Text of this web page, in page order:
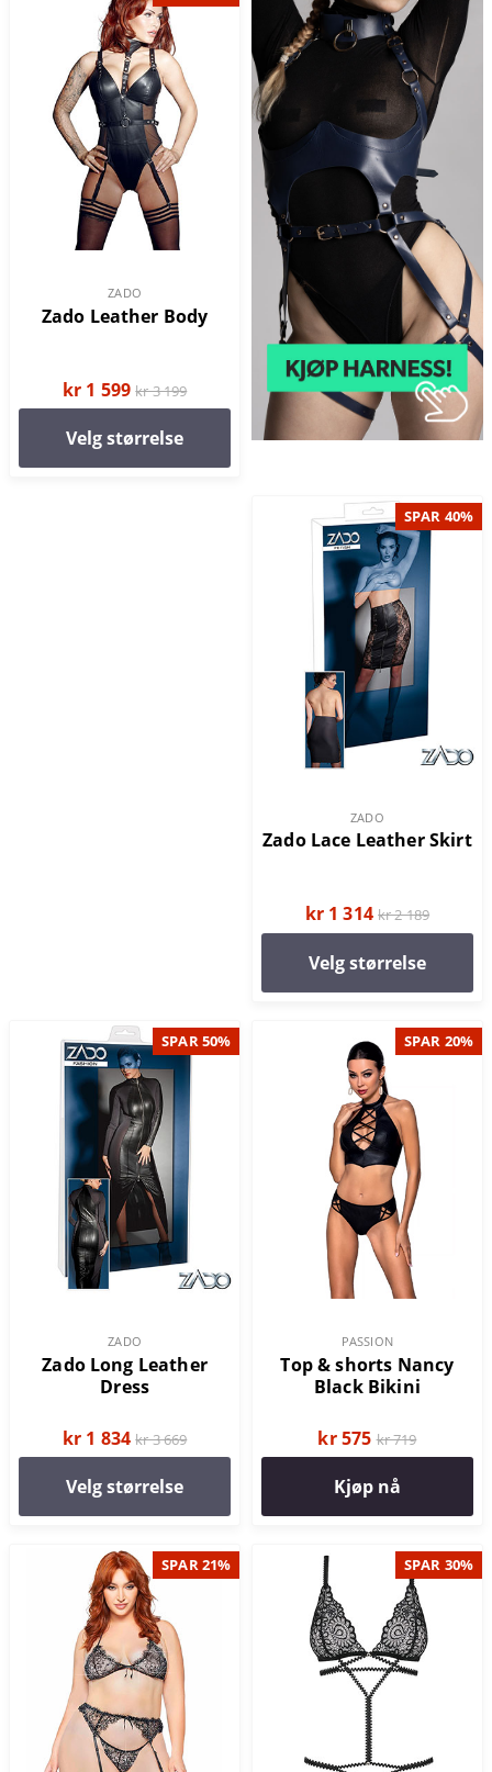
ZADO
Zado Leather Body
kr 1 599 kr 3 199
Velg størrelse
SPAR 40%
ZADO
Zado Lace Leather Skirt
kr 1 314 kr 2 189
Velg størrelse
SPAR 50%
ZADO
Zado Long Leather
Dress
kr 1 834 kr 3 669
Velg størrelse
SPAR 20%
PASSION
Top & shorts Nancy
Black Bikini
kr 575 kr 719
Kjøp nå
SPAR 21% SPAR 30%